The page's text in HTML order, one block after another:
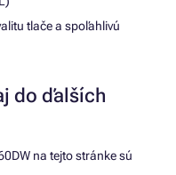
tlače a spoľahlivú
do ďalších
na tejto stránke sú